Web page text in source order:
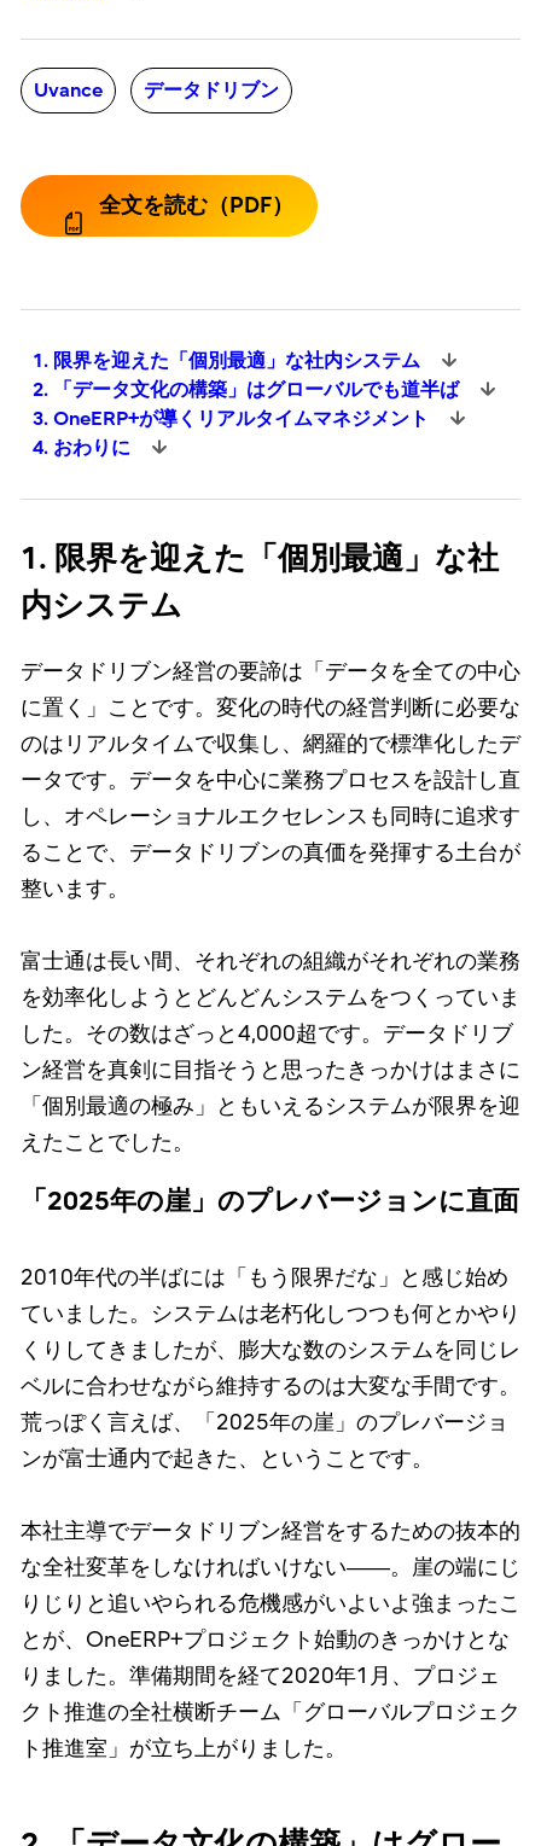
Uvance データドリブン
全文を読む（PDF）
1. 限界を迎えた「個別最適」な社内システム
2. 「データ文化の構築」はグローバルでも道半ば
3. OneERP+が導くリアルタイムマネジメント
4. おわりに
1. 限界を迎えた「個別最適」な社
内システム
データドリブン経営の要諦は「データを全ての中心
に置く」ことです。変化の時代の経営判断に必要な
のはリアルタイムで収集し、網羅的で標準化したデ
ータです。データを中心に業務プロセスを設計し直
し、オペレーショナルエクセレンスも同時に追求す
ることで、データドリブンの真価を発揮する土台が
整います。
富士通は長い間、それぞれの組織がそれぞれの業務
を効率化しようとどんどんシステムをつくっていま
した。その数はざっと4,000超です。データドリブ
ン経営を真剣に目指そうと思ったきっかけはまさに
「個別最適の極み」ともいえるシステムが限界を迎
えたことでした。
「2025年の崖」のプレバージョンに直面
2010年代の半ばには「もう限界だな」と感じ始め
ていました。システムは老朽化しつつも何とかやり
くりしてきましたが、膨大な数のシステムを同じレ
ベルに合わせながら維持するのは大変な手間です。
荒っぽく言えば、「2025年の崖」のプレバージョ
ンが富士通内で起きた、ということです。
本社主導でデータドリブン経営をするための抜本的
な全社変革をしなければいけない――。崖の端にじ
りじりと追いやられる危機感がいよいよ強まったこ
とが、OneERP+プロジェクト始動のきっかけとな
りました。準備期間を経て2020年1月、プロジェ
クト推進の全社横断チーム「グローバルプロジェク
ト推進室」が立ち上がりました。